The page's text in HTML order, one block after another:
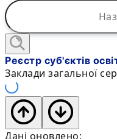
Реєстр суб'єктів
Заклади загальної
Дані оновлено: